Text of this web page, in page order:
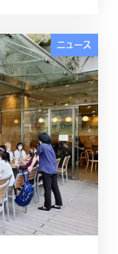
ニュース